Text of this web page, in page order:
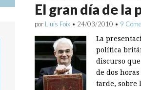
El gran día de
por Lluís Foix • 24/03/2010 • 9
La
política
discurso
de dos
tarde, sobre